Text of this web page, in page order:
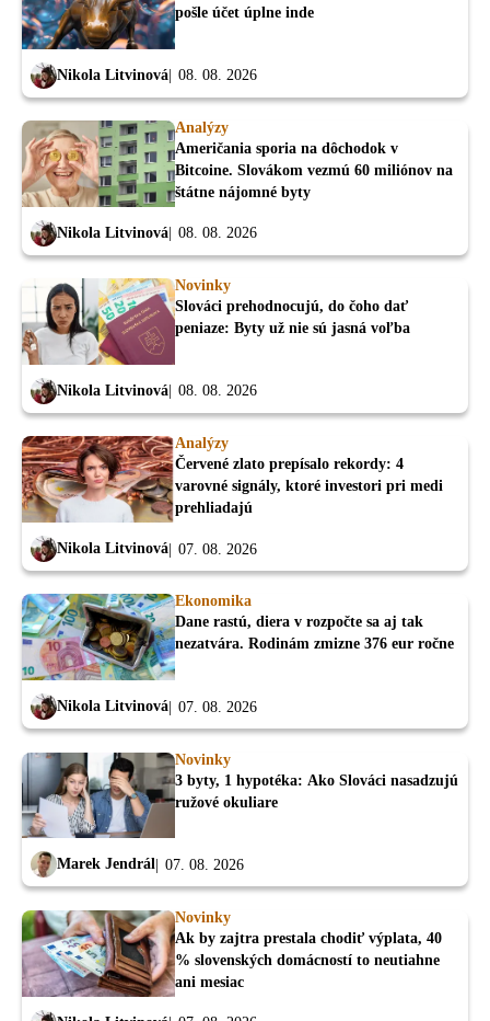
pošle účet úplne inde
Nikola Litvinová 08. 08. 2026
Analýzy
Američania sporia na dôchodok v
Bitcoine. Slovákom vezmú 60 miliónov na
štátne nájomné byty
Nikola Litvinová 08. 08. 2026
Novinky
Slováci prehodnocujú, do čoho dať
peniaze: Byty už nie sú jasná voľba
Nikola Litvinová 08. 08. 2026
Analýzy
Červené zlato prepísalo rekordy: 4
varovné signály, ktoré investori pri medi
prehliadajú
Nikola Litvinová 07. 08. 2026
Ekonomika
Dane rastú, diera v rozpočte sa aj tak
nezatvára. Rodinám zmizne 376 eur ročne
Nikola Litvinová 07. 08. 2026
Novinky
3 byty, 1 hypotéka: Ako Slováci nasadzujú
ružové okuliare
Marek Jendrál 07. 08. 2026
Novinky
Ak by zajtra prestala chodiť výplata, 40
% slovenských domácností to neutiahne
ani mesiac